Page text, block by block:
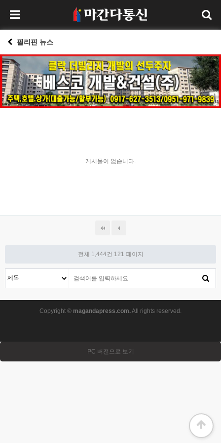
필리핀 뉴스
게시물이 없습니다.
전체 1,444건 121 페이지
Copyright © magandapress.com.All rights reserved.
PC 버전으로 보기